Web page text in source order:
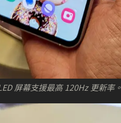
屏幕支援最高 120Hz 更新率。